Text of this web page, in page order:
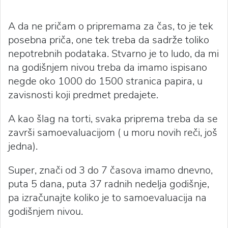
A da ne pričam o pripremama za čas, to je tek
posebna priča, one tek treba da sadrže toliko
nepotrebnih podataka. Stvarno je to ludo, da mi
na godišnjem nivou treba da imamo ispisano
negde oko 1000 do 1500 stranica papira, u
zavisnosti koji predmet predajete.
A kao šlag na torti, svaka priprema treba da se
završi samoevaluacijom ( u moru novih reči, još
jedna).
Super, znači od 3 do 7 časova imamo dnevno,
puta 5 dana, puta 37 radnih nedelja godišnje,
pa izračunajte koliko je to samoevaluacija na
godišnjem nivou.